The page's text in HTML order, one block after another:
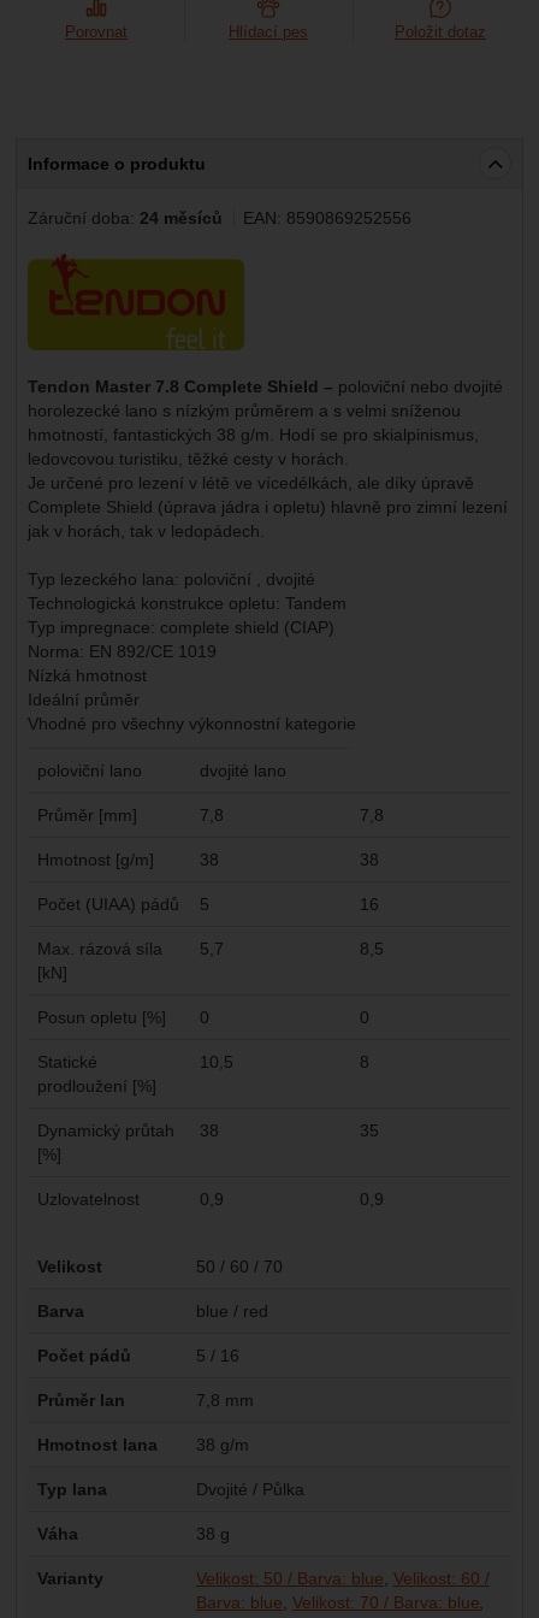
Porovnat Hlídací pes Položit dotaz
Informace o produktu
Záruční doba: 24 měsíců EAN: 8590869252556
Výrobce:
Tendon Master 7.8 Complete Shield – poloviční nebo dvojité
horolezecké lano s nízkým průměrem a s velmi sníženou
hmotností, fantastických 38 g/m. Hodí se pro skialpinismus,
ledovcovou turistiku, těžké cesty v horách.
Je určené pro lezení v létě ve vícedélkách, ale díky úpravě
Complete Shield (úprava jádra i opletu) hlavně pro zimní lezení
jak v horách, tak v ledopádech.
Typ lezeckého lana: poloviční , dvojité
Technologická konstrukce opletu: Tandem
Typ impregnace: complete shield (CIAP)
Norma: EN 892/CE 1019
Nízká hmotnost
Ideální průměr
Vhodné pro všechny výkonnostní kategorie
poloviční lano dvojité lano
Průměr [mm] 7,8 7,8
Hmotnost [g/m] 38 38
Počet (UIAA) pádů 5 16
Max. rázová síla
[kN]
5,7 8,5
Posun opletu [%] 0 0
Statické
prodloužení [%]
10,5 8
Dynamický průtah
[%]
38 35
Uzlovatelnost 0,9 0,9
Parametry
Velikost 50 / 60 / 70
Barva blue / red
Počet pádů 5 / 16
Průměr lan 7,8 mm
Hmotnost lana 38 g/m
Typ lana Dvojité / Půlka
Váha 38 g
Varianty Velikost: 50 / Barva: blue Velikost: 60 /
Barva: blue Velikost: 70 / Barva: blue